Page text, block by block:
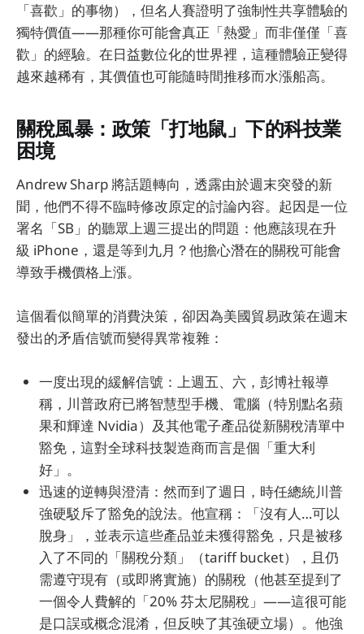
「喜歡」的事物），但名人賽證明了強制性共享體驗的
獨特價值——那種你可能會真正「熱愛」而非僅僅「喜
歡」的經驗。在日益數位化的世界裡，這種體驗正變得
越來越稀有，其價值也可能隨時間推移而水漲船高。
關稅風暴：政策「打地鼠」下的科技業
困境
Andrew Sharp 將話題轉向，透露由於週末突發的新
聞，他們不得不臨時修改原定的討論內容。起因是一位
署名「SB」的聽眾上週三提出的問題：他應該現在升
級 iPhone，還是等到九月？他擔心潛在的關稅可能會
導致手機價格上漲。
這個看似簡單的消費決策，卻因為美國貿易政策在週末
發出的矛盾信號而變得異常複雜：
一度出現的緩解信號：上週五、六，彭博社報導
稱，川普政府已將智慧型手機、電腦（特別點名蘋
果和輝達 Nvidia）及其他電子產品從新關稅清單中
豁免，這對全球科技製造商而言是個「重大利
好」。
迅速的逆轉與澄清：然而到了週日，時任總統川普
強硬駁斥了豁免的說法。他宣稱：「沒有人…可以
脫身」，並表示這些產品並未獲得豁免，只是被移
入了不同的「關稅分類」（tariff bucket），且仍
需遵守現有（或即將實施）的關稅（他甚至提到了
一個令人費解的「20% 芬太尼關稅」——這很可能
是口誤或概念混淆，但反映了其強硬立場）。他強